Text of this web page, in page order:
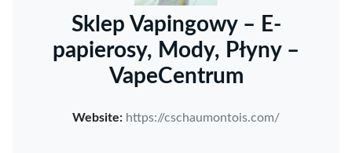
Sklep Vapingowy – E-
papierosy, Mody, Płyny –
VapeCentrum
Website: https://cschaumontois.com/